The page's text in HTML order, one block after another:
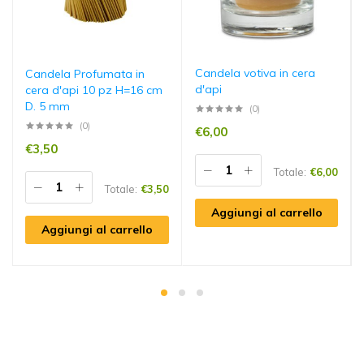
Candela Profumata in
cera d'api 10 pz H=16 cm
D. 5 mm
(0)
€3,50
Totale: €3,50
Aggiungi al carrello
Candela votiva in cera
d'api
(0)
€6,00
Totale: €6,00
Aggiungi al carrello